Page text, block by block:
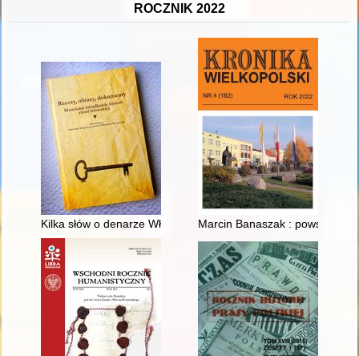
ROCZNIK 2022
Kilka słów o denarze Władysława II Wygnańca ze
Marcin Banaszak : powstaniec